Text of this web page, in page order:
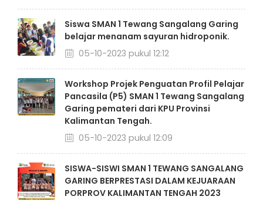
Siswa SMAN 1 Tewang Sangalang Garing
belajar menanam sayuran hidroponik.
05-10-2023 pukul 12:12
Workshop Projek Penguatan Profil Pelajar
Pancasila (P5) SMAN 1 Tewang Sangalang
Garing pemateri dari KPU Provinsi
Kalimantan Tengah.
05-10-2023 pukul 12:09
SISWA-SISWI SMAN 1 TEWANG SANGALANG
GARING BERPRESTASI DALAM KEJUARAAN
PORPROV KALIMANTAN TENGAH 2023